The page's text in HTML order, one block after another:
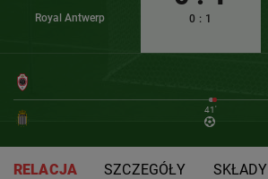
Royal Antwerp 0 : 1
41'
RELACJA SZCZEGÓŁY SKŁADY